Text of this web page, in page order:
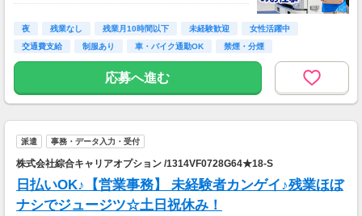
す！
※上記は2026年6月の山口県の実績例です。あ
くまで例であり、報酬を保証するものではあり
ません。
※報酬はエリア・時間・注文状況等により異な
ります。
夜 残業なし 残業月10時間以下 未経験歓迎
女性活躍中
交通費支給
制服あり 車・バイク通勤OK 禁煙・分煙
応募へ進む
派遣 事務・データ入力・受付
株式会社綜合キャリアオプション /1314VF0728G64★18-S
日払いOK♪【営業事務】 未経験者カンゲイ♪残業ほぼ
ナシでジュージツ☆土日祝休み！